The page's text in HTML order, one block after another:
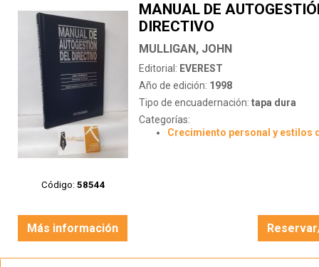
Código: 58544
MANUAL DE
DIRECTIVO
MULLIGAN, JOHN
Editorial: EVEREST
Año de edición: 1998
Tipo de encuadernación: tapa dura
Categorías:
Crecimiento personal y estilos
Más información